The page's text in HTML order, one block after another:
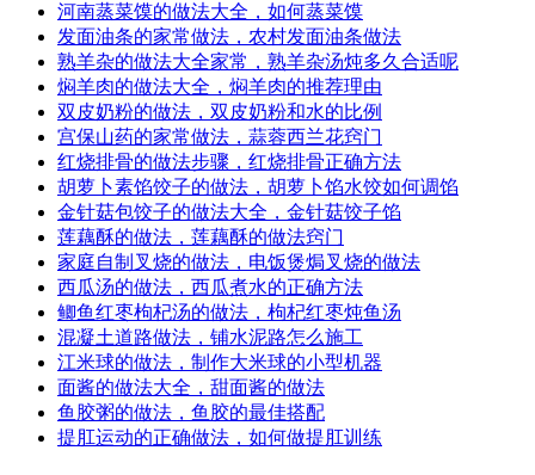
河南蒸菜馍的做法大全，如何蒸菜馍
发面油条的家常做法，农村发面油条做法
熟羊杂的做法大全家常，熟羊杂汤炖多久合适呢
焖羊肉的做法大全，焖羊肉的推荐理由
双皮奶粉的做法，双皮奶粉和水的比例
宫保山药的家常做法，蒜蓉西兰花窍门
红烧排骨的做法步骤，红烧排骨正确方法
胡萝卜素馅饺子的做法，胡萝卜馅水饺如何调馅
金针菇包饺子的做法大全，金针菇饺子馅
莲藕酥的做法，莲藕酥的做法窍门
家庭自制叉烧的做法，电饭煲焗叉烧的做法
西瓜汤的做法，西瓜煮水的正确方法
鲫鱼红枣枸杞汤的做法，枸杞红枣炖鱼汤
混凝土道路做法，铺水泥路怎么施工
江米球的做法，制作大米球的小型机器
面酱的做法大全，甜面酱的做法
鱼胶粥的做法，鱼胶的最佳搭配
提肛运动的正确做法，如何做提肛训练